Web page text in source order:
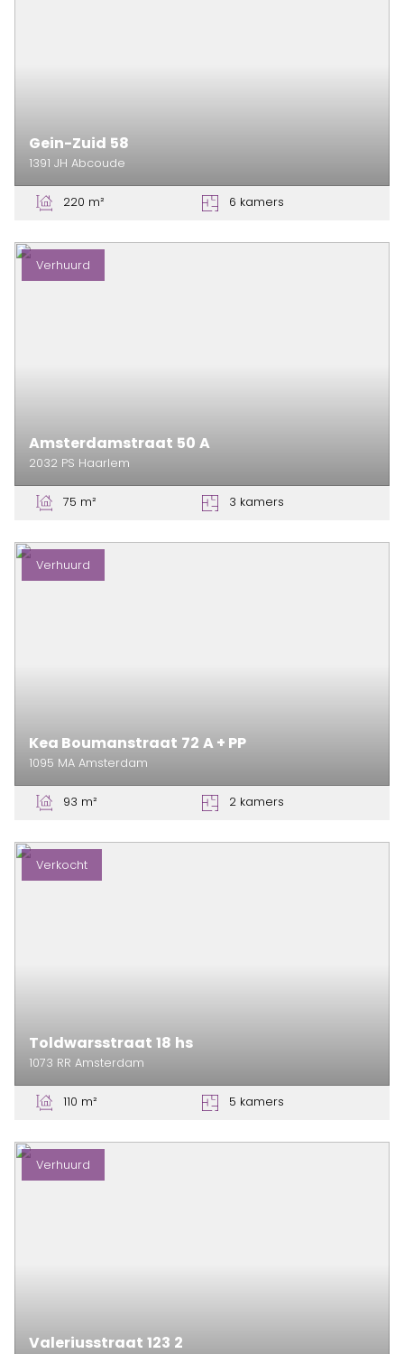
Gein-Zuid 58
1391 JH Abcoude
220 m² 6 kamers
Verhuurd
Amsterdamstraat 50 A
2032 PS Haarlem
75 m² 3 kamers
Verhuurd
Kea Boumanstraat 72 A + PP
1095 MA Amsterdam
93 m² 2 kamers
Verkocht
Toldwarsstraat 18 hs
1073 RR Amsterdam
110 m² 5 kamers
Verhuurd
Valeriusstraat 123 2